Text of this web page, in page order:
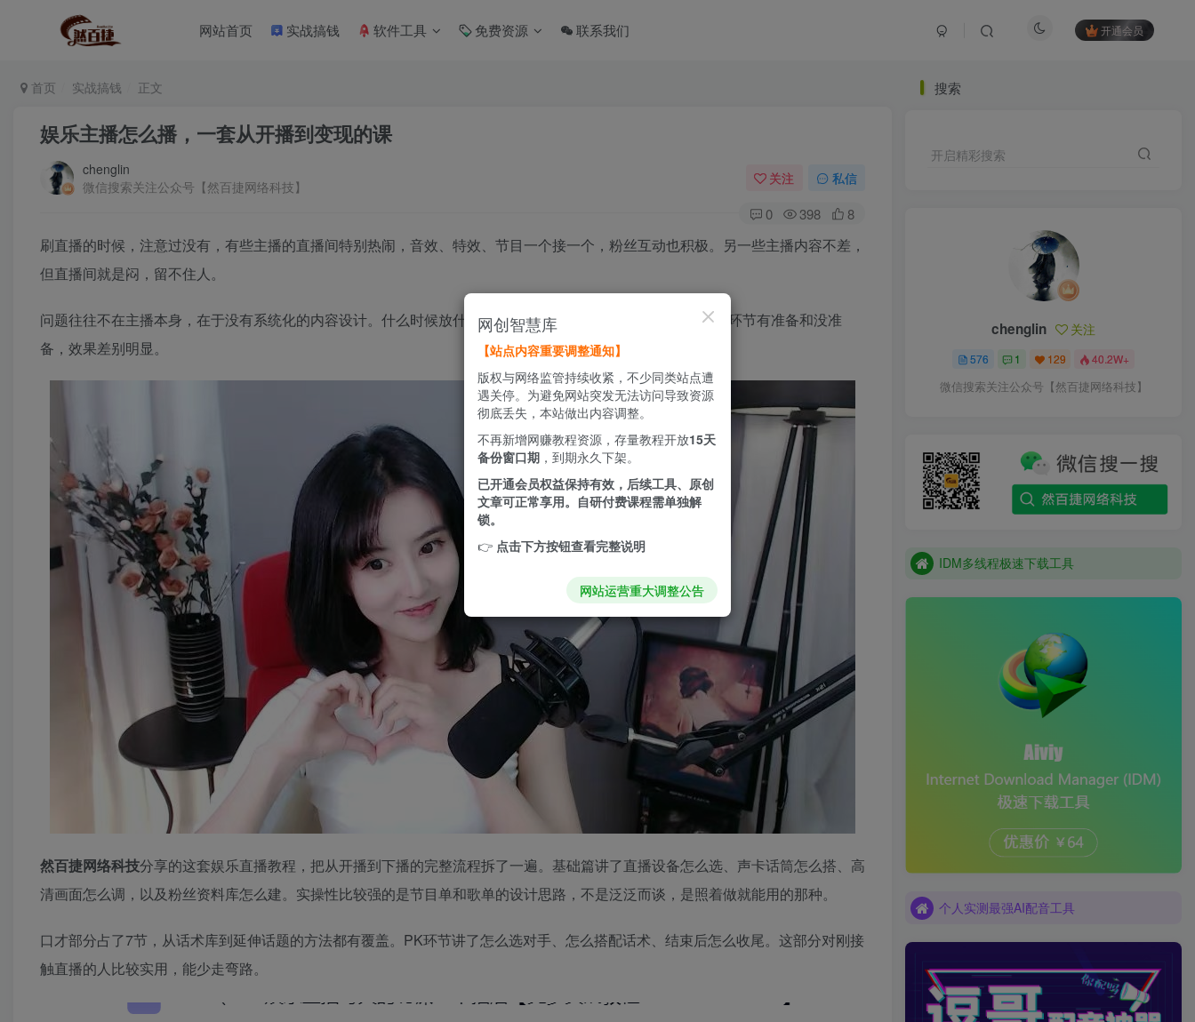
网站首页 实战搞钱 软件工具 免费资源 联系我们 开通会员
首页 实战搞钱 正文
娱乐主播怎么播，一套从开播到变现的课
chenglin
微信搜索关注公众号【然百捷网络科技】
关注 私信
0 398 8
刷直播的时候，注意过没有，有些主播的直播间特别热闹，音效、特效、节目一个接一个，粉丝互动也积极。另一些主播内容不差，
但直播间就是闷，留不住人。
问题往往不在主播本身，在于没有系统化的内容设计。什么时候放什么音效、PK怎么打、节目单怎么排，这些环节有准备和没准
备，效果差别明显。
然百捷网络科技分享的这套娱乐直播教程，把从开播到下播的完整流程拆了一遍。基础篇讲了直播设备怎么选、声卡话筒怎么搭、高
清画面怎么调，以及粉丝资料库怎么建。实操性比较强的是节目单和歌单的设计思路，不是泛泛而谈，是照着做就能用的那种。
口才部分占了7节，从话术库到延伸话题的方法都有覆盖。PK环节讲了怎么选对手、怎么搭配话术、结束后怎么收尾。这部分对刚接
触直播的人比较实用，能少走弯路。
搜索
开启精彩搜索
chenglin 关注
576 1 129 40.2W+
微信搜索关注公众号【然百捷网络科技】
IDM多线程极速下载工具
IDM多线程极速下载工具
个人实测最强AI配音工具
个人实测最强AI配音工具
网创智慧库
【站点内容重要调整通知】
版权与网络监管持续收紧，不少同类站点遭
遇关停。为避免网站突发无法访问导致资源
彻底丢失，本站做出内容调整。
不再新增网赚教程资源，存量教程开放15天
备份窗口期 ，到期永久下架。
已开通会员权益保持有效，后续工具、原创
文章可正常享用。自研付费课程需单独解
锁。
👉 点击下方按钮查看完整说明
网站运营重大调整公告